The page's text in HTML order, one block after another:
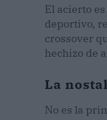
El acierto
deportivo,
crossover
hechizo de
La
No es la